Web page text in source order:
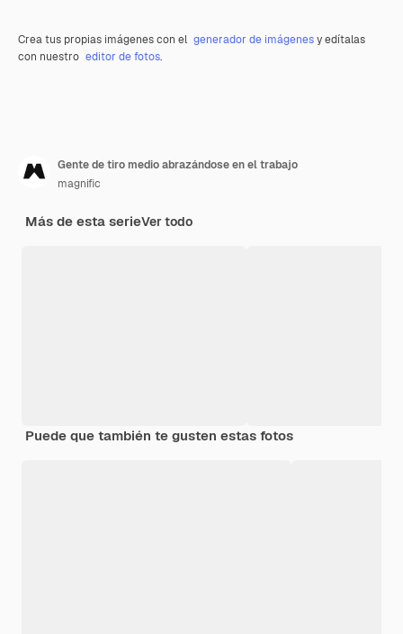
Crea tus propias imágenes con el generador de imágenesy edítalas
con nuestro editor de fotos.
Gente de tiro medio abrazándose en el trabajo
magnific
Más de esta serieVer todo
Puede que también te gusten estas fotos